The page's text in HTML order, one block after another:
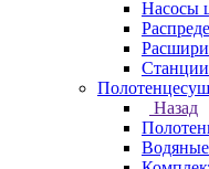
Насосы
Назад
Водяные